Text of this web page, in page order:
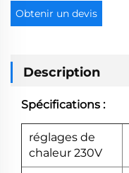
Obtenir un devis
Description
Spécifications :
réglages de
chaleur 230V